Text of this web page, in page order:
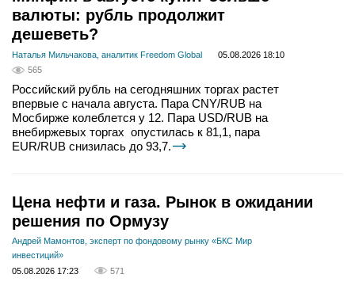
валюты: рубль продолжит
дешеветь?
Наталья Мильчакова, аналитик Freedom Global
05.08.2026 18:10
565
Российский рубль на сегодняшних торгах растет
впервые с начала августа. Пара CNY/RUB на
Мосбирже колеблется у 12. Пара USD/RUB на
внебиржевых торгах опустилась к 81,1, пара
EUR/RUB снизилась до 93,7.
Цена нефти и газа. Рынок в ожидании
решения по Ормузу
Андрей Мамонтов, эксперт по фондовому рынку «БКС Мир
инвестиций»
05.08.2026 17:23
571